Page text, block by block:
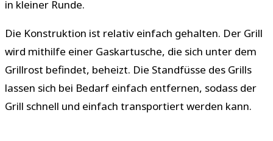
in kleiner Runde.
Die Konstruktion ist relativ einfach gehalten. Der Grill
wird mithilfe einer Gaskartusche, die sich unter dem
Grillrost befindet, beheizt. Die Standfüsse des Grills
lassen sich bei Bedarf einfach entfernen, sodass der
Grill schnell und einfach transportiert werden kann.